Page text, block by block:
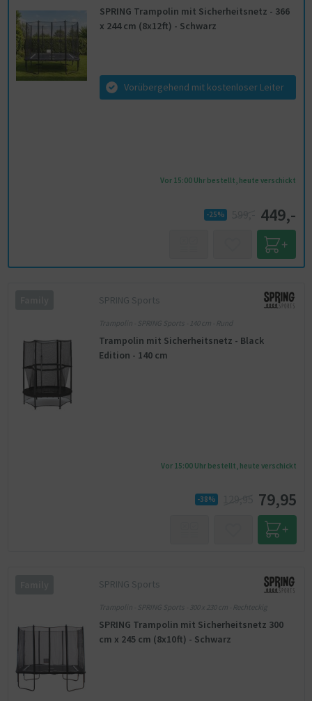
SPRING Trampolin mit Sicherheitsnetz - 366
x 244 cm (8x12ft) - Schwarz
Vorübergehend mit kostenloser Leiter
Vor 15:00 Uhr bestellt, heute verschickt
-25% 449,-
SPRING Sports
Trampolin - SPRING Sports - 140 cm - Rund
Trampolin mit Sicherheitsnetz - Black
Edition - 140 cm
Vor 15:00 Uhr bestellt, heute verschickt
-38% 79,95
SPRING Sports
Trampolin - SPRING Sports - 300 x 230 cm - Rechteckig
SPRING Trampolin mit Sicherheitsnetz 300
cm x 245 cm (8x10ft) - Schwarz